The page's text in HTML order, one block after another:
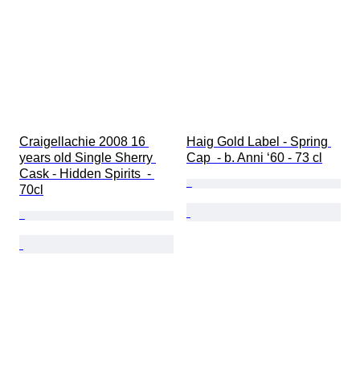
Craigellachie 2008 16
years old Single Sherry
Cask - Hidden Spirits  -
70cl
Haig Gold Label - Spring
Cap  - b. Anni ‘60 - 73 cl